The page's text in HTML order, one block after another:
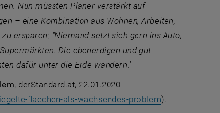
Nun müssten Planer verstärkt auf
– eine Kombination aus Wohnen, Arbeiten,
ersparen: "Niemand setzt sich gern ins Auto,
Die ebenerdigen und gut
dafür unter die Erde wandern.'
, derStandard.at, 22.01.2020
flaechen-als-wachsendes-problem, öffnet eine
).